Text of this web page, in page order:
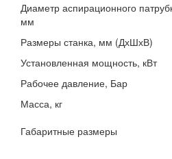
Диаметр аспирационного
мм
Размеры станка, мм (ДхШхВ)
Установленная мощность, кВт
Рабочее давление, Бар
Масса, кг
Габаритные размеры